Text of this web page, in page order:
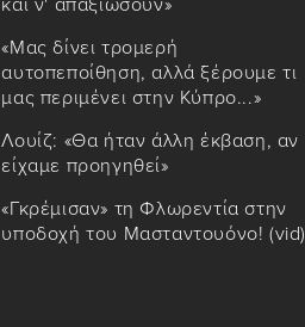
και ν' απαξιώσουν»
«Μας δίνει τρομερή
αυτοπεποίθηση, αλλά ξέρουμε τι
μας περιμένει στην Κύπρο...»
Λουίζ: «Θα ήταν άλλη έκβαση, αν
είχαμε προηγηθεί»
«Γκρέμισαν» τη Φλωρεντία στην
υποδοχή του Μασταντουόνο! (vid)